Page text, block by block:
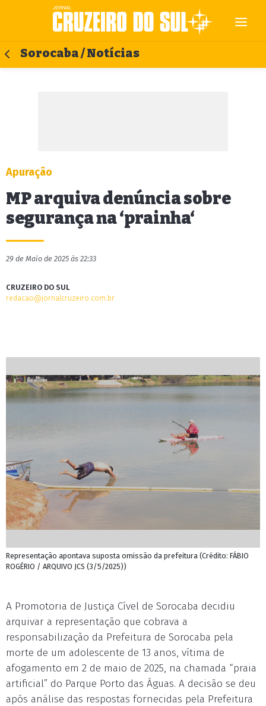
Sorocaba / Notícias
Apuração
MP arquiva denúncia sobre
segurança na ‘prainha‘
29 de Maio de 2025 às 22:33
CRUZEIRO DO SUL
redacao@jornalcruzeiro.com.br
Representação apontava suposta omissão da prefeitura (Crédito: FÁBIO
ROGÉRIO / ARQUIVO JCS (3/5/2025))
A Promotoria de Justiça Cível de Sorocaba decidiu
arquivar a representação que cobrava a
responsabilização da Prefeitura de Sorocaba pela
morte de um adolescente de 13 anos, vítima de
afogamento em 2 de maio de 2025, na chamada “praia
artificial” do Parque Porto das Águas. A decisão se deu
após análise das respostas fornecidas pela Prefeitura